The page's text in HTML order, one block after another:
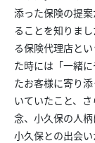
添った保険の提
ることを知りま
る保険代理店と
た時には「一緒
たお客様に寄り
いていたこと、
念、小久保の人柄
小久保との出会